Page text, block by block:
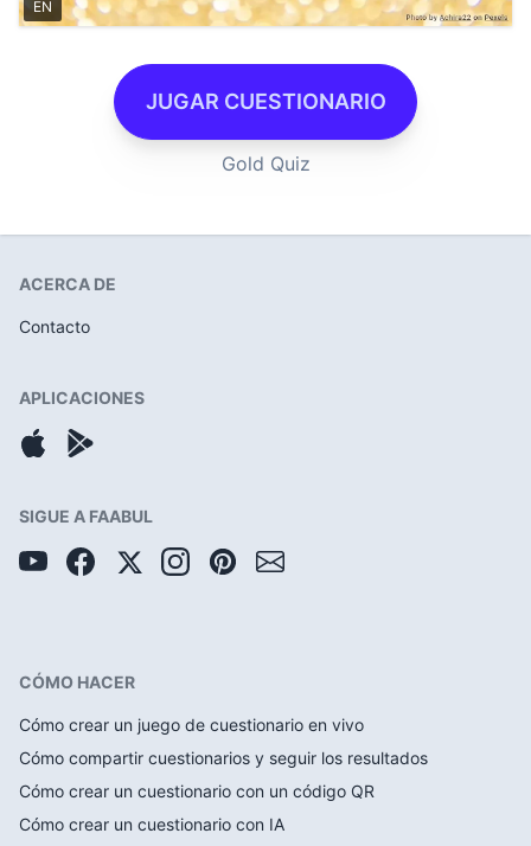
EN
JUGAR CUESTIONARIO
Gold Quiz
ACERCA DE
Contacto
APLICACIONES
SIGUE A FAABUL
CÓMO HACER
Cómo crear un juego de cuestionario en vivo
Cómo compartir cuestionarios y seguir los resultados
Cómo crear un cuestionario con un código QR
Cómo crear un cuestionario con IA